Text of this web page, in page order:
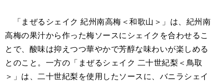
「まぜるシェイク 紀州南高梅＜和歌山＞」は、紀州南
高梅の果汁から作った梅ソースにシェイクを合わせるこ
とで、酸味は抑えつつ華やかで芳醇な味わいが楽しめる
とのこと。一方の「まぜるシェイク 二十世紀梨＜鳥取
＞」は、二十世紀梨を使用したソースに、バニラシェイ